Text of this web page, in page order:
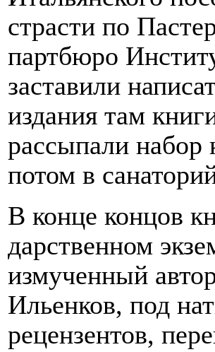
страсти по
партбюро
заставили
издания там
рассыпали набор
потом в
В конце концов
дарственном
измученный
Ильенков, под
рецензентов,